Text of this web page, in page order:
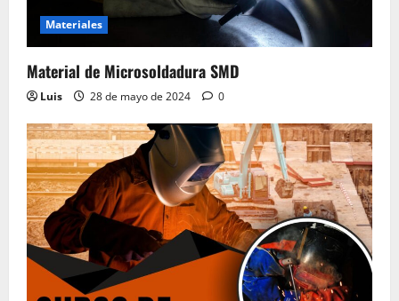
Materiales
Material de Microsoldadura SMD
Luis 28 de mayo de 2024 0